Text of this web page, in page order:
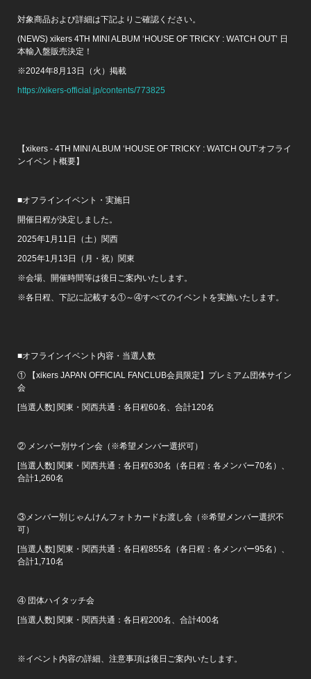
対象商品および詳細は下記よりご確認ください。
(NEWS) xikers 4TH MINI ALBUM ‘HOUSE OF TRICKY : WATCH OUT’ 日
本輸入盤販売決定！
※2024年8月13日（火）掲載
https://xikers-official.jp/contents/773825
【xikers - 4TH MINI ALBUM ‘HOUSE OF TRICKY : WATCH OUT’オフライ
ンイベント概要】
■オフラインイベント・実施日
開催日程が決定しました。
2025年1月11日（土）関西
2025年1月13日（月・祝）関東
※会場、開催時間等は後日ご案内いたします。
※各日程、下記に記載する①～④すべてのイベントを実施いたします。
■オフラインイベント内容・当選人数
① 【xikers JAPAN OFFICIAL FANCLUB会員限定】プレミアム団体サイン
会
[当選人数] 関東・関西共通：各日程60名、合計120名
② メンバー別サイン会（※希望メンバー選択可）
[当選人数] 関東・関西共通：各日程630名（各日程：各メンバー70名）、
合計1,260名
③メンバー別じゃんけんフォトカードお渡し会（※希望メンバー選択不
可）
[当選人数] 関東・関西共通：各日程855名（各日程：各メンバー95名）、
合計1,710名
④ 団体ハイタッチ会
[当選人数] 関東・関西共通：各日程200名、合計400名
※イベント内容の詳細、注意事項は後日ご案内いたします。